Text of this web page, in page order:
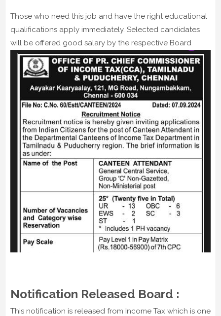
Those who need this job and have the right educational
qualifications apply immediately. Selected candidates
will be offered good salary by the respective Board
Notification Released Board :
This notification is released from Income Tax which is one